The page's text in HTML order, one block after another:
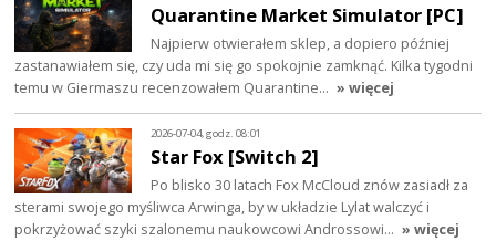
Quarantine Market Simulator [PC]
Najpierw otwierałem sklep, a dopiero później
zastanawiałem się, czy uda mi się go spokojnie zamknąć. Kilka tygodni
temu w Giermaszu recenzowałem Quarantine… » więcej
2026-07-04, godz. 08:01
Star Fox [Switch 2]
Po blisko 30 latach Fox McCloud znów zasiadł za
sterami swojego myśliwca Arwinga, by w układzie Lylat walczyć i
pokrzyżować szyki szalonemu naukowcowi Androssowi… » więcej